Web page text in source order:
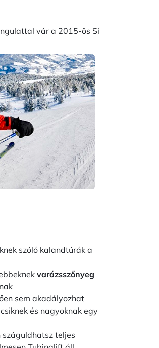
vár a 2015-ös Sí
szóló kalandtúrák a
varázsszőnyeg
sem akadályozhat
és nagyoknak egy
teljes